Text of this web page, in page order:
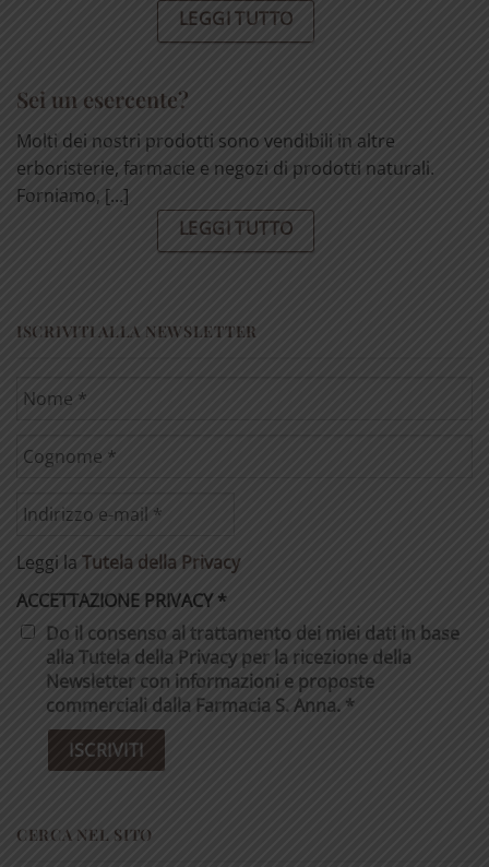
LEGGI TUTTO
Sei un esercente?
Molti dei nostri prodotti sono vendibili in altre
erboristerie, farmacie e negozi di prodotti naturali.
Forniamo, [...]
LEGGI TUTTO
ISCRIVITI ALLA NEWSLETTER
Leggi la Tutela della Privacy
ACCETTAZIONE PRIVACY*
Do il consenso al trattamento dei miei dati in base
alla Tutela della Privacy per la ricezione della
Newsletter con informazioni e proposte
commerciali dalla Farmacia S. Anna. *
CERCA NEL SITO